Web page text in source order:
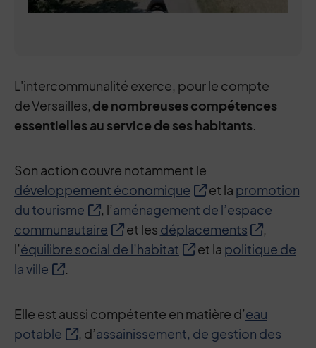
L'intercommunalité exerce, pour le compte
de Versailles, de nombreuses compétences
essentielles au service de ses habitants.
Son action couvre notamment le
développement économique
et la promotion
du tourisme
, l’aménagement de l’espace
communautaire
et les déplacements
,
l’équilibre social de l’habitat et la politique de
la ville
.
Elle est aussi compétente en matière d’eau
potable
, d’assainissement, de gestion des